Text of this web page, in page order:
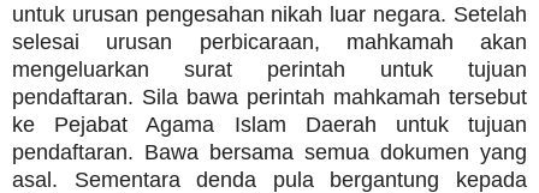
untuk urusan pengesahan nikah luar negara. Setelah
selesai urusan perbicaraan, mahkamah akan
mengeluarkan surat perintah untuk tujuan
pendaftaran. Sila bawa perintah mahkamah tersebut
ke Pejabat Agama Islam Daerah untuk tujuan
pendaftaran. Bawa bersama semua dokumen yang
asal. Sementara denda pula bergantung kepada